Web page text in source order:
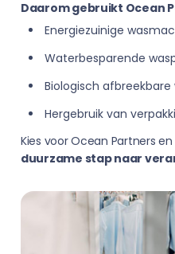
Daarom gebruikt Ocean
Energiezuinige
Waterbesparende
Biologisch
Hergebruik van
Kies voor Ocean Partners
duurzame stap naar